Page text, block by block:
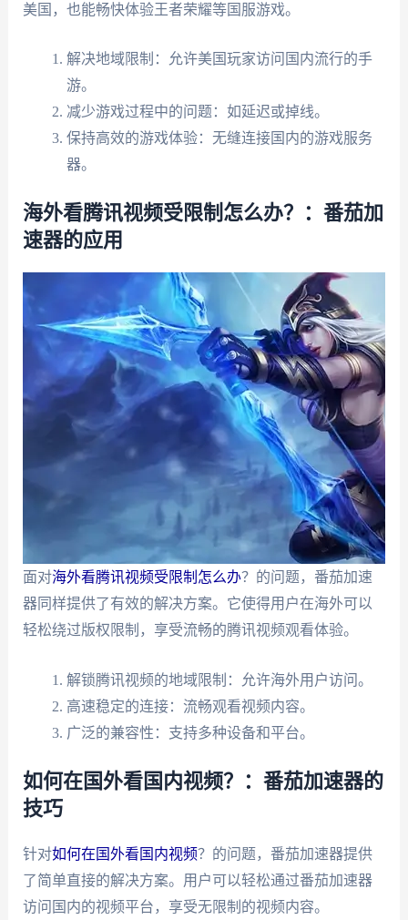
美国，也能畅快体验王者荣耀等国服游戏。
解决地域限制：允许美国玩家访问国内流行的手
游。
减少游戏过程中的问题：如延迟或掉线。
保持高效的游戏体验：无缝连接国内的游戏服务
器。
海外看腾讯视频受限制怎么办？：番茄加
速器的应用
面对海外看腾讯视频受限制怎么办？的问题，番茄加速
器同样提供了有效的解决方案。它使得用户在海外可以
轻松绕过版权限制，享受流畅的腾讯视频观看体验。
解锁腾讯视频的地域限制：允许海外用户访问。
高速稳定的连接：流畅观看视频内容。
广泛的兼容性：支持多种设备和平台。
如何在国外看国内视频？：番茄加速器的
技巧
针对如何在国外看国内视频？的问题，番茄加速器提供
了简单直接的解决方案。用户可以轻松通过番茄加速器
访问国内的视频平台，享受无限制的视频内容。